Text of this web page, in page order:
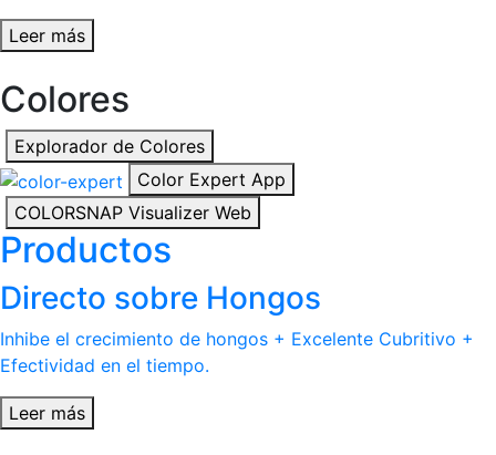
Leer más
Colores
Explorador de Colores
Color Expert App
COLORSNAP Visualizer Web
Productos
Directo sobre Hongos
Inhibe el crecimiento de hongos + Excelente Cubritivo +
Efectividad en el tiempo.
Leer más